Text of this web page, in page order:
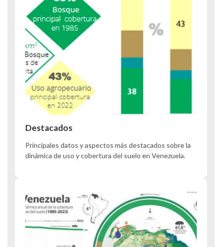
Destacados
Principales datos y aspectos más destacados sobre la
dinámica de uso y cobertura del suelo en Venezuela.